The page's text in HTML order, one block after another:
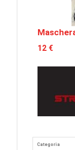
12 €
Categoria